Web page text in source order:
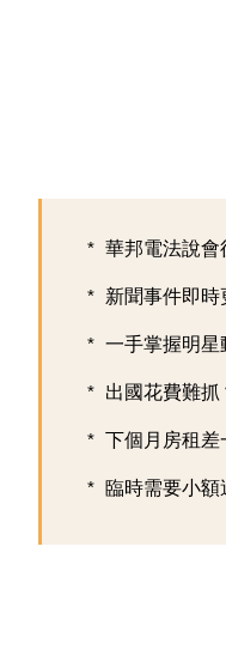
華邦電法說
新聞事件即
一手掌握明星
出國花費難
下個月房租差
臨時需要小